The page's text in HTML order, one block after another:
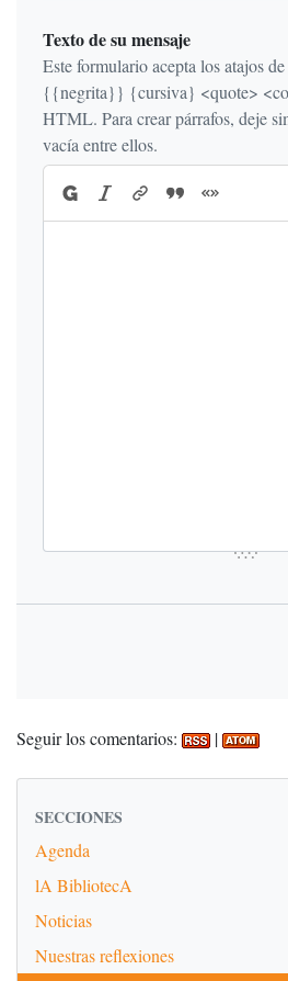
Texto de su mensaje
Este formulario acepta los atajos
{{negrita}} {cursiva} <quote> <code> y el
HTML. Para crear párrafos, deje
vacía entre ellos.
Seguir los comentarios: |
SECCIONES
Agenda
lA BibliotecA
Noticias
Nuestras reflexiones